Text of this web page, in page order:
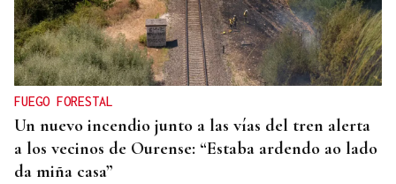
FUEGO FORESTAL
Un nuevo incendio junto a las vías del tren alerta
a los vecinos de Ourense: “Estaba ardendo ao lado
da miña casa”